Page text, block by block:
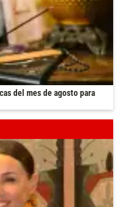
del mes de agosto para